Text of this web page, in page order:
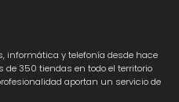
informática y telefonía desde hace
350 tiendas en todo el territorio
aportan un servicio de